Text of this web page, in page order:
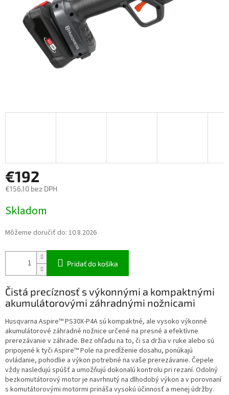
€192
€156,10 bez DPH
Skladom
Môžeme doručiť do: 10.8.2026
Pridať do košíka
Čistá precíznosť s výkonnými a kompaktnými
akumulátorovými záhradnými nožnicami
Husqvarna Aspire™ PS30X-P4A sú kompaktné, ale vysoko výkonné
akumulátorové záhradné nožnice určené na presné a efektívne
prerezávanie v záhrade. Bez ohľadu na to, či sa držia v ruke alebo sú
pripojené k tyči Aspire™ Pole na predĺženie dosahu, ponúkajú
ovládanie, pohodlie a výkon potrebné na vaše prerezávanie. Čepele
vždy nasledujú spúšť a umožňujú dokonalú kontrolu pri rezaní. Odolný
bezkomutátorový motor je navrhnutý na dlhodobý výkon a v porovnaní
s komutátorovými motormi prináša vysokú účinnosť a menej údržby. ​